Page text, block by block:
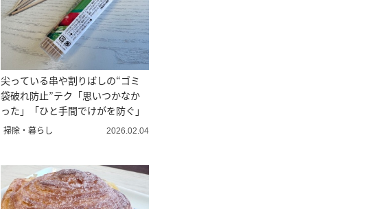
尖っている串や割りばしの“ゴミ
袋破れ防止”テク「思いつかなか
った」「ひと手間でけがを防ぐ」
掃除・暮らし 2026.02.04